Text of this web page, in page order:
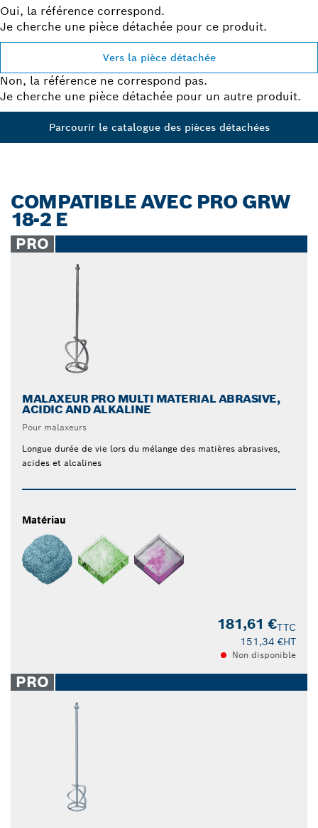
Oui, la référence correspond.
Je cherche une pièce détachée pour ce produit.
Vers la pièce détachée
Non, la référence ne correspond pas.
Je cherche une pièce détachée pour un autre produit.
Parcourir le catalogue des pièces détachées
COMPATIBLE AVEC PRO GRW
18-2 E
PRO
MALAXEUR PRO MULTI MATERIAL ABRASIVE,
ACIDIC AND ALKALINE
Pour malaxeurs
Longue durée de vie lors du mélange des matières abrasives,
acides et alcalines
Matériau
181,61 €TTC
151,34 €HT
Non disponible
PRO